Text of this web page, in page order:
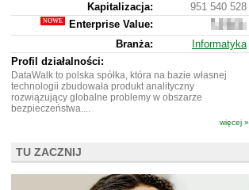
Kapitalizacja:
951 540 528
Enterprise Value:
892
528
Branża:
Informatyka
Profil działalności:
DataWalk to polska spółka, która na bazie własnej
technologii zbudowała produkt analityczny
rozwiązujący globalne problemy w obszarze
bezpieczeństwa....
więcej »
TU ZACZNIJ